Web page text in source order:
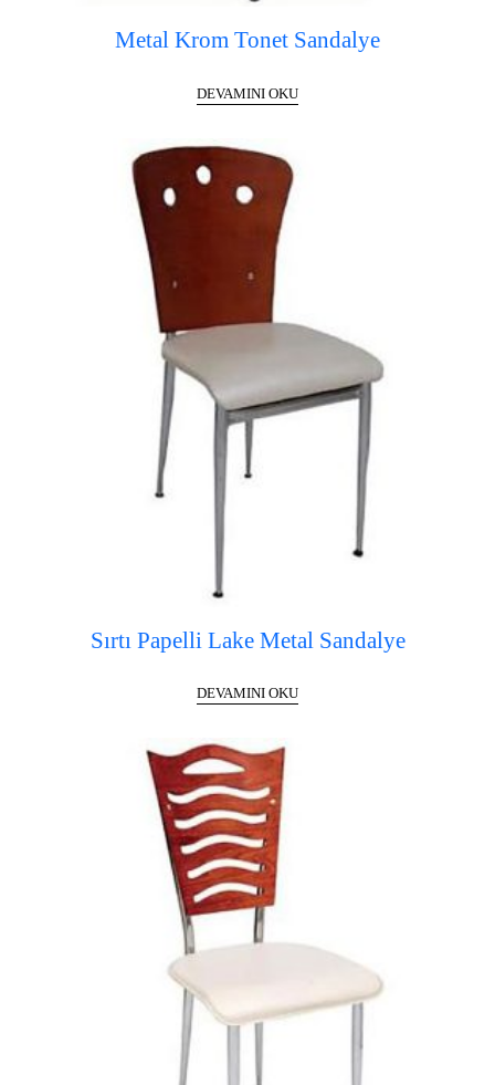
Metal Krom Tonet Sandalye
DEVAMINI OKU
Sırtı Papelli Lake Metal Sandalye
DEVAMINI OKU